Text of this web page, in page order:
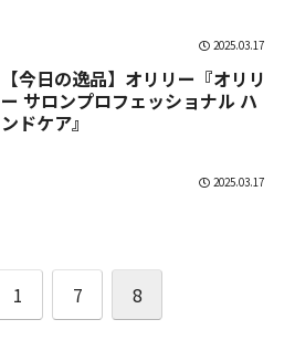
2025.03.17
【今日の逸品】オリリー『オリリ
ー サロンプロフェッショナル ハ
ンドケア』
2025.03.17
1 7 8